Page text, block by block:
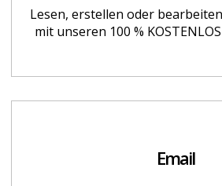
Lesen, erstellen oder
mit unseren 100 %
Email